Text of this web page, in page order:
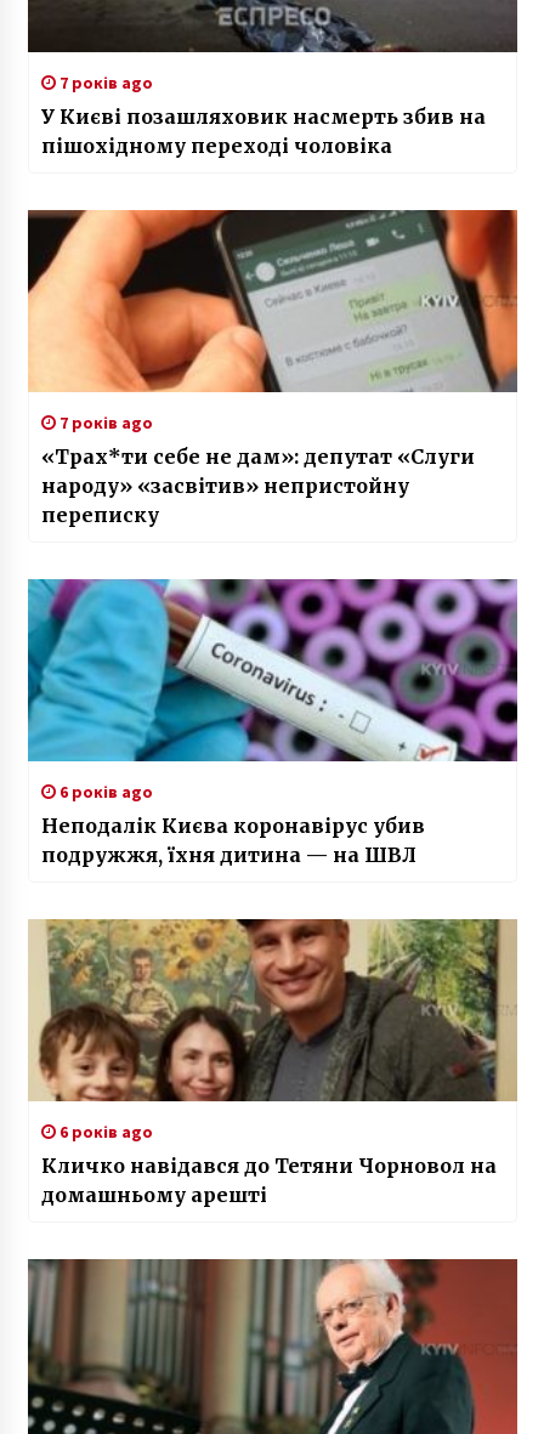
7 років ago
У Києві позашляховик насмерть збив на
пішохідному переході чоловіка
7 років ago
«Трах*ти себе не дам»: депутат «Слуги
народу» «засвітив» непристойну
переписку
6 років ago
Неподалік Києва коронавірус убив
подружжя, їхня дитина — на ШВЛ
6 років ago
Кличко навідався до Тетяни Чорновол на
домашньому арешті